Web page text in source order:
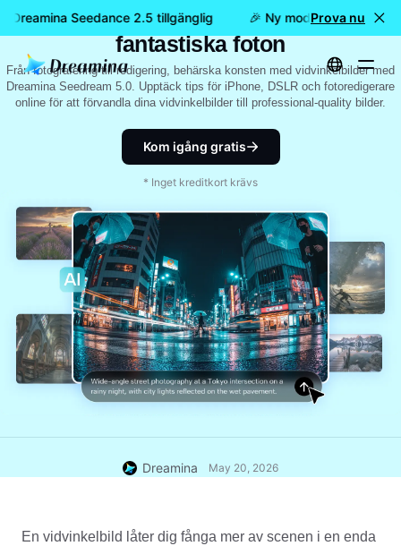
Dreamina Seedance 2.5 tillgänglig 🎉 Ny modell är här: nu
Prova nu
Master vidvinkelbilder: Tips för
fantastiska foton
Från fotografering till redigering, behärska konsten med vidvinkelbilder med
Dreamina Seedream 5.0. Upptäck tips för iPhone, DSLR och fotoredigerare
online för att förvandla dina vidvinkelbilder till professional-quality bilder.
Kom igång gratis
* Inget kreditkort krävs
Dreamina May 20, 2026
En vidvinkelbild låter dig fånga mer av scenen i en enda